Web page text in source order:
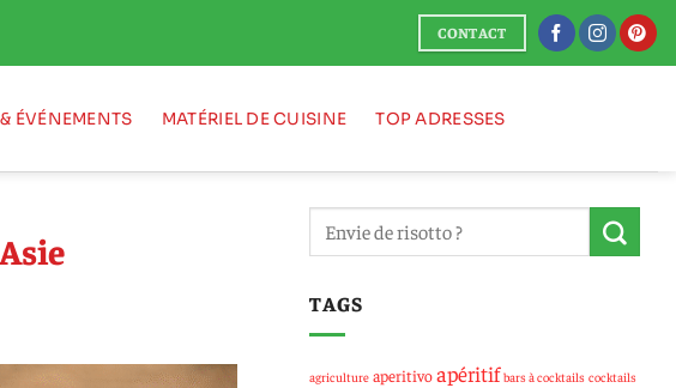
CONTACT
ÉVÉNEMENTS MATÉRIEL DE CUISINE TOP ADRESSES
TAGS
agriculture aperitivoapéritif bars à cocktails cocktails